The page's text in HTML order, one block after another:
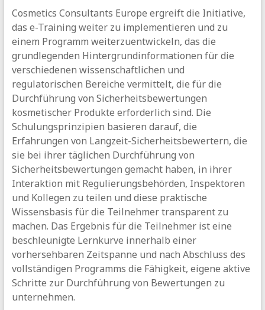
Cosmetics Consultants Europe ergreift die Initiative,
das e-Training weiter zu implementieren und zu
einem Programm weiterzuentwickeln, das die
grundlegenden Hintergrundinformationen für die
verschiedenen wissenschaftlichen und
regulatorischen Bereiche vermittelt, die für die
Durchführung von Sicherheitsbewertungen
kosmetischer Produkte erforderlich sind. Die
Schulungsprinzipien basieren darauf, die
Erfahrungen von Langzeit-Sicherheitsbewertern, die
sie bei ihrer täglichen Durchführung von
Sicherheitsbewertungen gemacht haben, in ihrer
Interaktion mit Regulierungsbehörden, Inspektoren
und Kollegen zu teilen und diese praktische
Wissensbasis für die Teilnehmer transparent zu
machen. Das Ergebnis für die Teilnehmer ist eine
beschleunigte Lernkurve innerhalb einer
vorhersehbaren Zeitspanne und nach Abschluss des
vollständigen Programms die Fähigkeit, eigene aktive
Schritte zur Durchführung von Bewertungen zu
unternehmen.